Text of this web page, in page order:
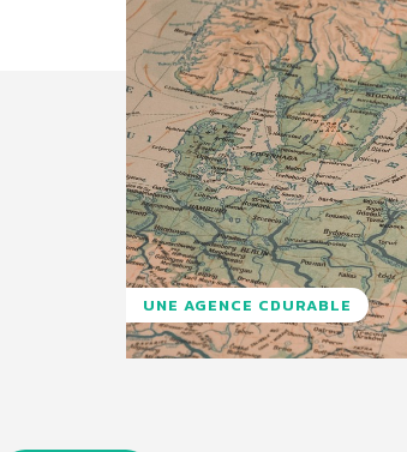
UNE AGENCE CDURABLE